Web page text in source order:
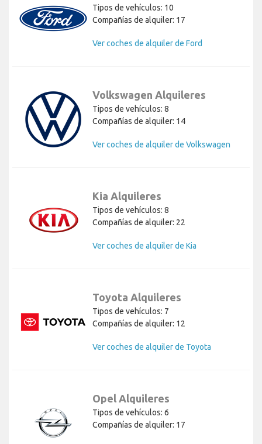
Tipos de vehículos: 10
Compañías de alquiler: 17
Ver coches de alquiler de Ford
Volkswagen Alquileres
Tipos de vehículos: 8
Compañías de alquiler: 14
Ver coches de alquiler de Volkswagen
Kia Alquileres
Tipos de vehículos: 8
Compañías de alquiler: 22
Ver coches de alquiler de Kia
Toyota Alquileres
Tipos de vehículos: 7
Compañías de alquiler: 12
Ver coches de alquiler de Toyota
Opel Alquileres
Tipos de vehículos: 6
Compañías de alquiler: 17